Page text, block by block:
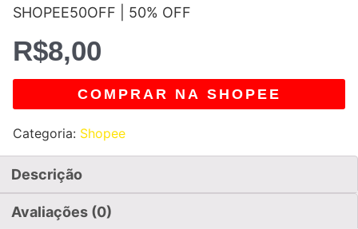
SHOPEE50OFF | 50% OFF
R$8,00
COMPRAR NA SHOPEE
Categoria: Shopee
Descrição
Avaliações (0)